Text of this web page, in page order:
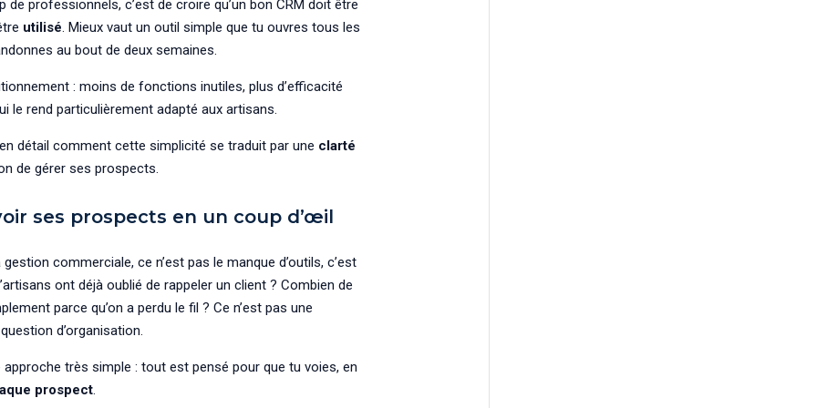
professionnels, c’est de croire qu’un bon CRM doit être
utilisé. Mieux vaut un outil simple que tu ouvres tous les
au bout de deux semaines.
: moins de fonctions inutiles, plus d’efficacité
le rend particulièrement adapté aux artisans.
détail comment cette simplicité se traduit par une clarté
de gérer ses prospects.
ses prospects en un coup d’œil
commerciale, ce n’est pas le manque d’outils, c’est
ont déjà oublié de rappeler un client ? Combien de
parce qu’on a perdu le fil ? Ce n’est pas une
d’organisation.
très simple : tout est pensé pour que tu voies, en
prospect.